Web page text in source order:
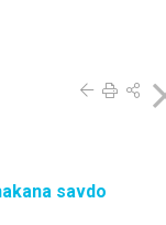
savdo